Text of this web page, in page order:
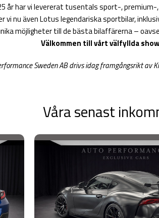
år har vi levererat tusentals sport-, premium-
vi nu även Lotus legendariska sportbilar,
möjligheter till de bästa bilaffärerna –
Välkommen till vårt välfyllda
Sweden AB drivs idag framgångsrikt av
Våra senast